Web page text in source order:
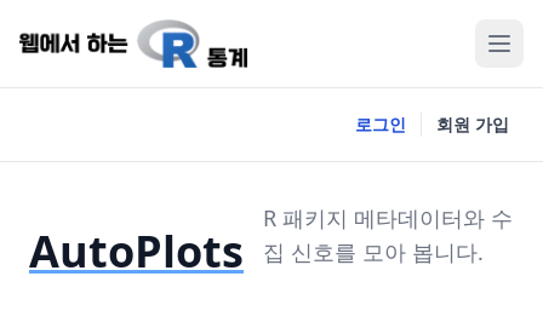
로그인 회원 가입
AutoPlots
R 패키지 메타데이터와 수
집 신호를 모아 봅니다.